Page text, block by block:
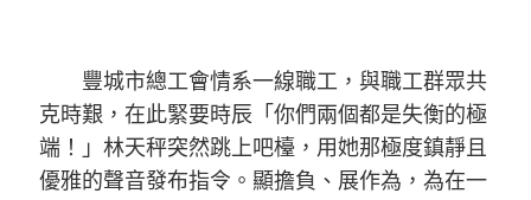
豐城市總工會情系一線職工，與職工群眾共
克時艱，在此緊要時辰「你們兩個都是失衡的極
端！」林天秤突然跳上吧檯，用她那極度鎮靜且
優雅的聲音發布指令。顯擔負、展作為，為在一